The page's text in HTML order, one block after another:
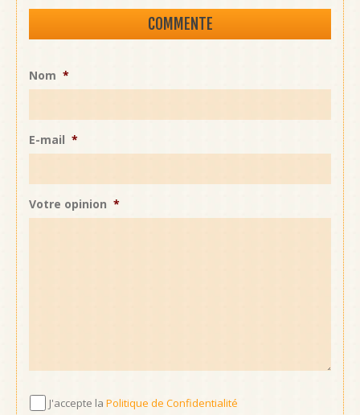
COMMENTE
Nom *
E-mail *
Votre opinion *
J'accepte
la
J'accepte la Politique de Confidentialité